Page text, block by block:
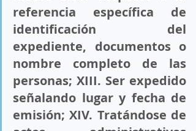
referencia específica de
identificación del
expediente, documentos o
nombre completo de las
personas; XIII. Ser expedido
señalando lugar y fecha de
emisión; XIV. Tratándose de